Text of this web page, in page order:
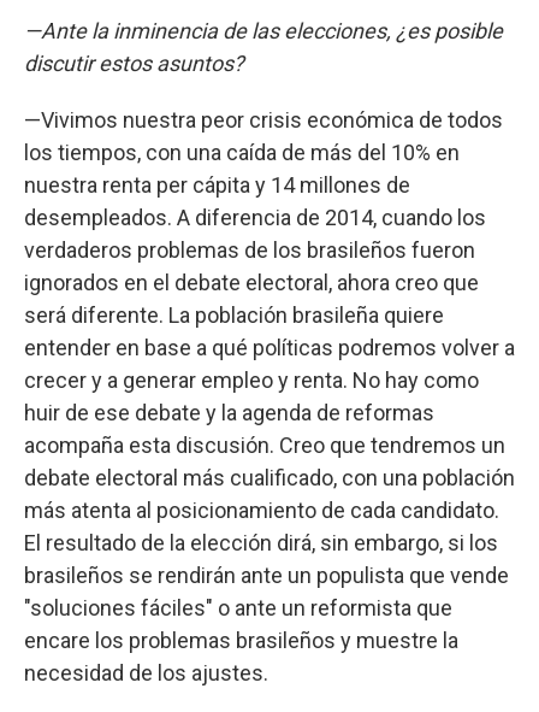
—Ante la inminencia de las elecciones, ¿es posible
discutir estos asuntos?
—Vivimos nuestra peor crisis económica de todos
los tiempos, con una caída de más del 10% en
nuestra renta per cápita y 14 millones de
desempleados. A diferencia de 2014, cuando los
verdaderos problemas de los brasileños fueron
ignorados en el debate electoral, ahora creo que
será diferente. La población brasileña quiere
entender en base a qué políticas podremos volver a
crecer y a generar empleo y renta. No hay como
huir de ese debate y la agenda de reformas
acompaña esta discusión. Creo que tendremos un
debate electoral más cualificado, con una población
más atenta al posicionamiento de cada candidato.
El resultado de la elección dirá, sin embargo, si los
brasileños se rendirán ante un populista que vende
"soluciones fáciles" o ante un reformista que
encare los problemas brasileños y muestre la
necesidad de los ajustes.